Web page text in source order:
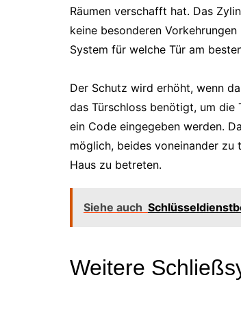
Räumen verschafft hat. Das
keine besonderen
System für welche Tür am
Der Schutz wird erhöht, wenn
das Türschloss benötigt, um die
ein Code eingegeben werden.
möglich, beides voneinander zu
Haus zu betreten.
Siehe auch
Weitere